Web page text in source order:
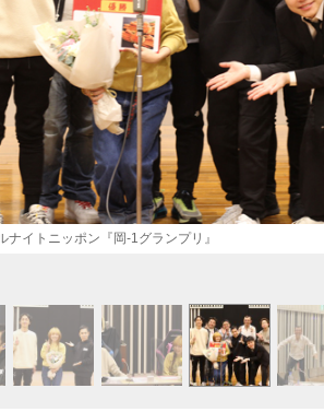
イトニッポン『岡-1グランプリ』